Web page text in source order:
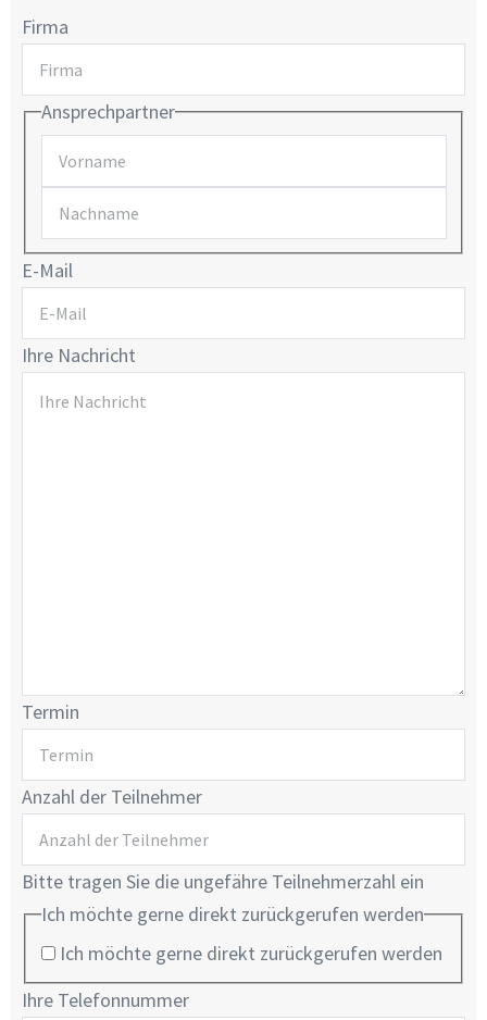
Firma
Ansprechpartner
E-Mail
Ihre Nachricht
Termin
Anzahl der Teilnehmer
Bitte tragen Sie die ungefähre Teilnehmerzahl ein
Ich möchte gerne direkt zurückgerufen werden
Ich möchte gerne direkt zurückgerufen werden
Ihre Telefonnummer